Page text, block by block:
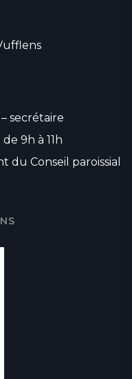
– secrétaire
9h à 11h
du Conseil paroissial